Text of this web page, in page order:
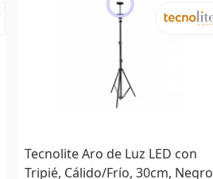
Tecnolite Aro de Luz LED con
Tripié, Cálido/Frío, 30cm, Negro